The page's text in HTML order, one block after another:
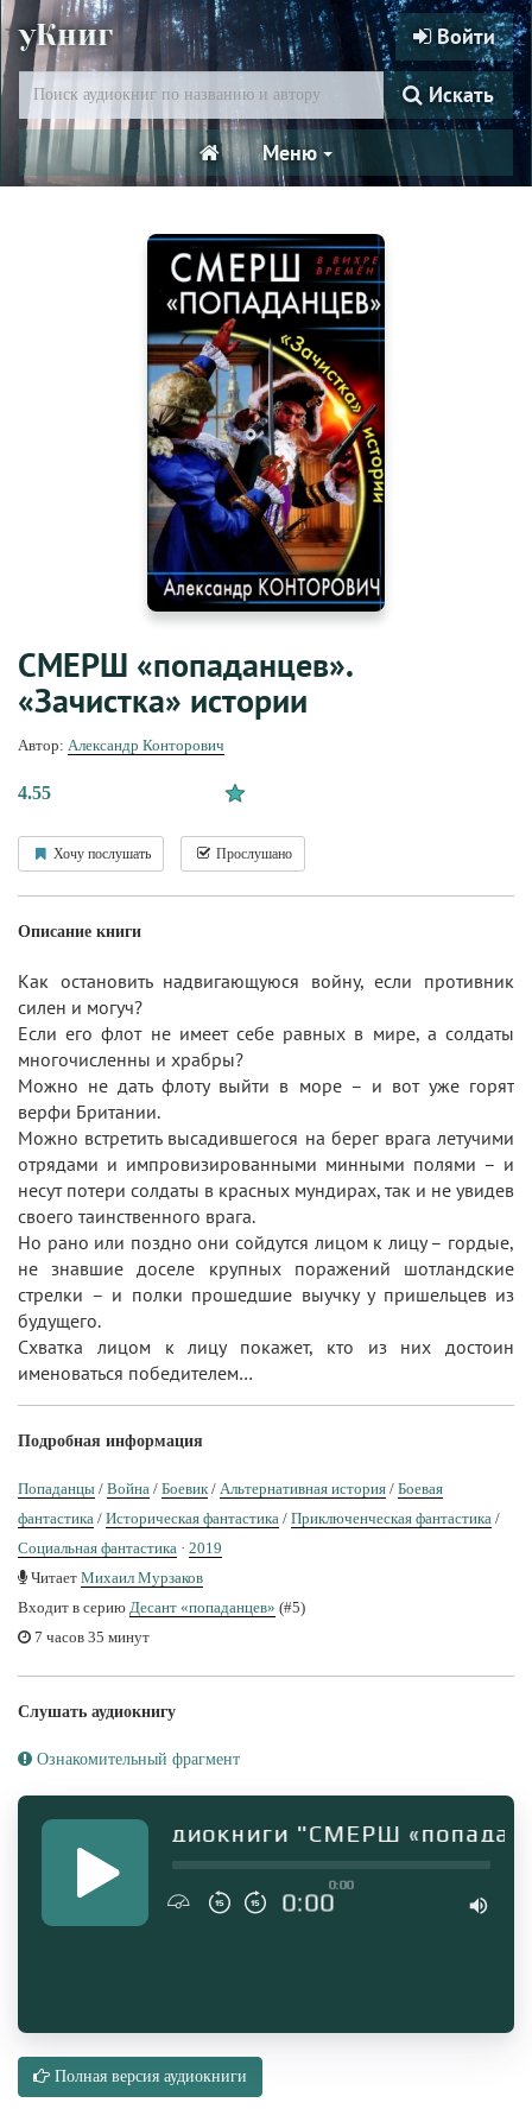
уКниг Войти
Искать
Меню
СМЕРШ «попаданцев».
«Зачистка» истории
Автор: Александр Конторович
4.55
Хочу послушать Прослушано
Описание книги
Как остановить надвигающуюся войну, если противник
силен и могуч?
Если его флот не имеет себе равных в мире, а солдаты
многочисленны и храбры?
Можно не дать флоту выйти в море – и вот уже горят
верфи Британии.
Можно встретить высадившегося на берег врага летучими
отрядами и импровизированными минными полями – и
несут потери солдаты в красных мундирах, так и не увидев
своего таинственного врага.
Но рано или поздно они сойдутся лицом к лицу – гордые,
не знавшие доселе крупных поражений шотландские
стрелки – и полки прошедшие выучку у пришельцев из
будущего.
Схватка лицом к лицу покажет, кто из них достоин
именоваться победителем…
Подробная информация
Попаданцы / Война / Боевик/ Альтернативная история / Боевая
фантастика / Историческая фантастика / Приключенческая фантастика /
Социальная фантастика · 2019
Читает Михаил Мурзаков
Входит в серию Десант «попаданцев» (#5)
7 часов 35 минут
Слушать аудиокнигу
Ознакомительный фрагмент
аудиокниги "СМЕРШ
0:00
0:00
Полная версия аудиокниги